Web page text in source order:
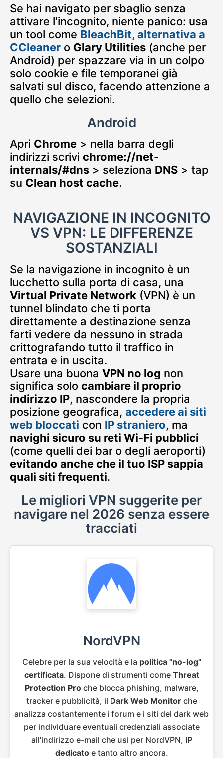
Se hai navigato per sbaglio senza
attivare l'incognito, niente panico: usa
un tool come BleachBit, alternativa a
CCleaner o Glary Utilities (anche per
Android) per spazzare via in un colpo
solo cookie e file temporanei già
salvati sul disco, facendo attenzione a
quello che selezioni.
Android
Apri Chrome > nella barra degli
indirizzi scrivi chrome://net-
internals/#dns > seleziona DNS > tap
su Clean host cache.
NAVIGAZIONE IN INCOGNITO
VS VPN: LE DIFFERENZE
SOSTANZIALI
Se la navigazione in incognito è un
lucchetto sulla porta di casa, una
Virtual Private Network (VPN) è un
tunnel blindato che ti porta
direttamente a destinazione senza
farti vedere da nessuno in strada
crittografando tutto il traffico in
entrata e in uscita.
Usare una buona VPN no log non
significa solo cambiare il proprio
indirizzo IP, nascondere la propria
posizione geografica, accedere ai siti
web bloccati con IP straniero, ma
navighi sicuro su reti Wi-Fi pubblici
(come quelli dei bar o degli aeroporti)
evitando anche che il tuo ISP sappia
quali siti frequenti.
Le migliori VPN suggerite per
navigare nel 2026 senza essere
tracciati
NordVPN
Celebre per la sua velocità e la politica "no-log"
certificata. Dispone di strumenti come Threat
Protection Proche blocca phishing, malware,
tracker e pubblicità, il Dark Web Monitorche
analizza costantemente i forum e i siti del dark web
per individuare eventuali credenziali associate
all'indirizzo e-mail che usi per NordVPN, IP
dedicatoe tanto altro ancora.